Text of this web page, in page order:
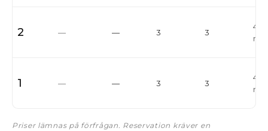
2 — — 3 3
426
m²
1 — — 3 3
426
m²
Priser lämnas på förfrågan. Reservation kräver en